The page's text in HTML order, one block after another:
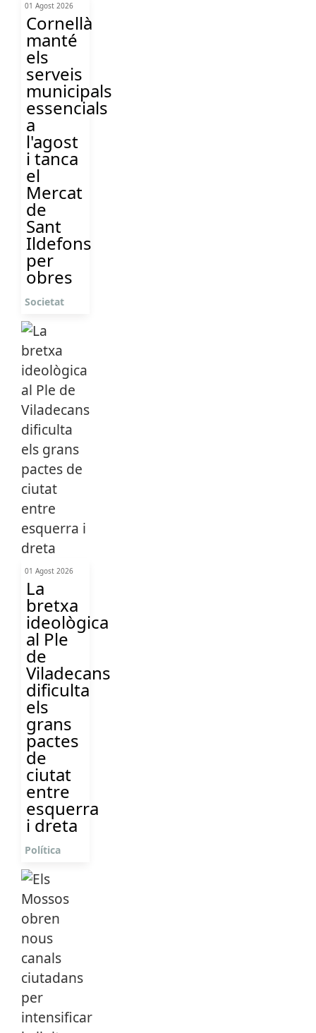
01 Agost 2026
Cornellà
manté
els
serveis
municipals
essencials
a
l'agost
i tanca
el
Mercat
de
Sant
Ildefons
per
obres
Societat
01 Agost 2026
La
bretxa
ideològica
al Ple
de
Viladecans
dificulta
els
grans
pactes
de
ciutat
entre
esquerra
i dreta
Política